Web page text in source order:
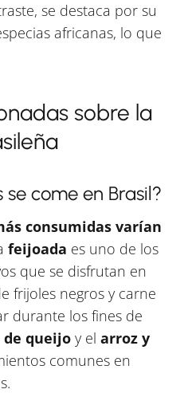
se destaca por su
africanas, lo que
sobre la
come en Brasil?
consumidas varían
feijoada es uno de los
que se disfrutan en
frijoles negros y carne
durante los fines de
de queijo y el arroz y
comunes en